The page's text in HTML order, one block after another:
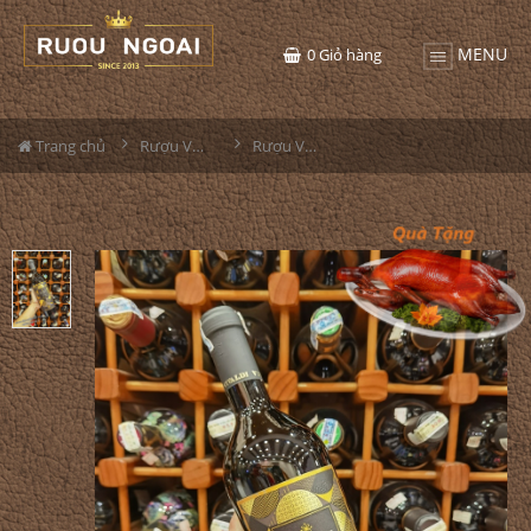
MENU
0Giỏ hàng
Trang chủ Rượu Vang Rượu Vang Vivaldi Amarone Della Valpolicella